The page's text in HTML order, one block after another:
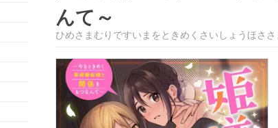
んて～
ひめさまむりですいまをときめくさいしょうほさ